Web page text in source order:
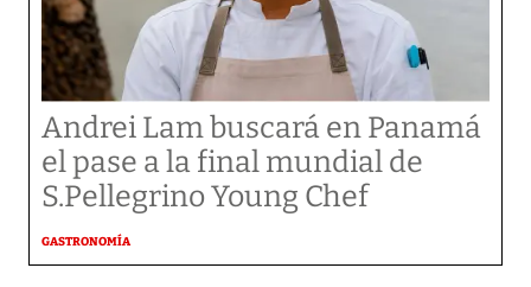
Andrei Lam buscará en Panamá
el pase a la final mundial de
S.Pellegrino Young Chef
GASTRONOMÍA